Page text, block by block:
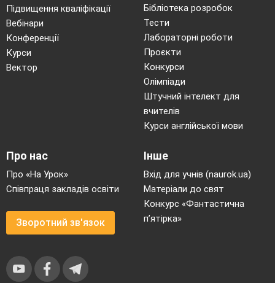
Підвищення кваліфікації
Вебінари
Конференції
Курси
Вектор
Бібліотека розробок
Тести
Лабораторні роботи
Проєкти
Конкурси
Олімпіади
Штучний інтелект для
вчителів
Курси англійської мови
Про нас
Про «На Урок»
Співпраця закладів освіти
Зворотний зв'язок
Інше
Вхід для учнів (naurok.ua)
Матеріали до свят
Конкурс «Фантастична
п’ятірка»